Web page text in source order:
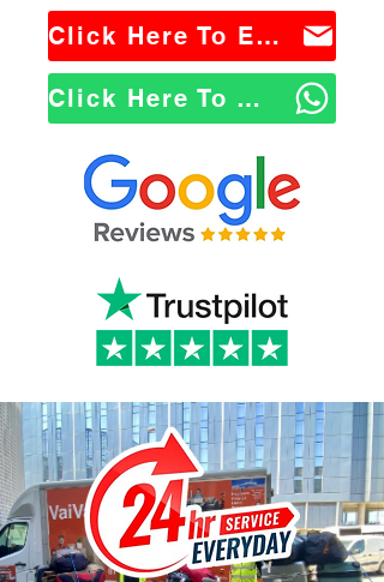
Click Here To Email Us
Click Here To WhatsApp Us